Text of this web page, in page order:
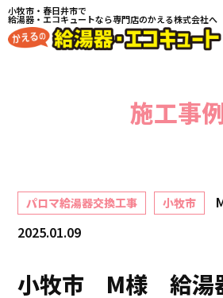
小牧市・春日井市で
給湯器・エコキュートなら専門店のかえる株式会社へ
施工事
パロマ給湯器交換工事 小牧市
2025.01.09
小牧市 M様 給湯